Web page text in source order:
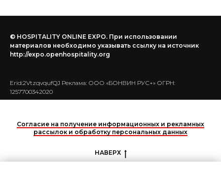
© HOSPITALITY ONLINE EXPO. При использовании
материалов необходимо указывать ссылку на источник
http://expo.openhospitality.org
Erid:2VtzqvqufQJ Реклама: ООО «БОНВИН РУС+» ОГРН:
1257700342020
Согласие на получение информационных и рекламных
рассылок и обработку персональных данных
НАВЕРХ